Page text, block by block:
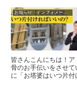
お知らせ・インフォメーション
皆さんこんにちは！
骨のお手伝いをさせ
に「お塔婆はいつ片付